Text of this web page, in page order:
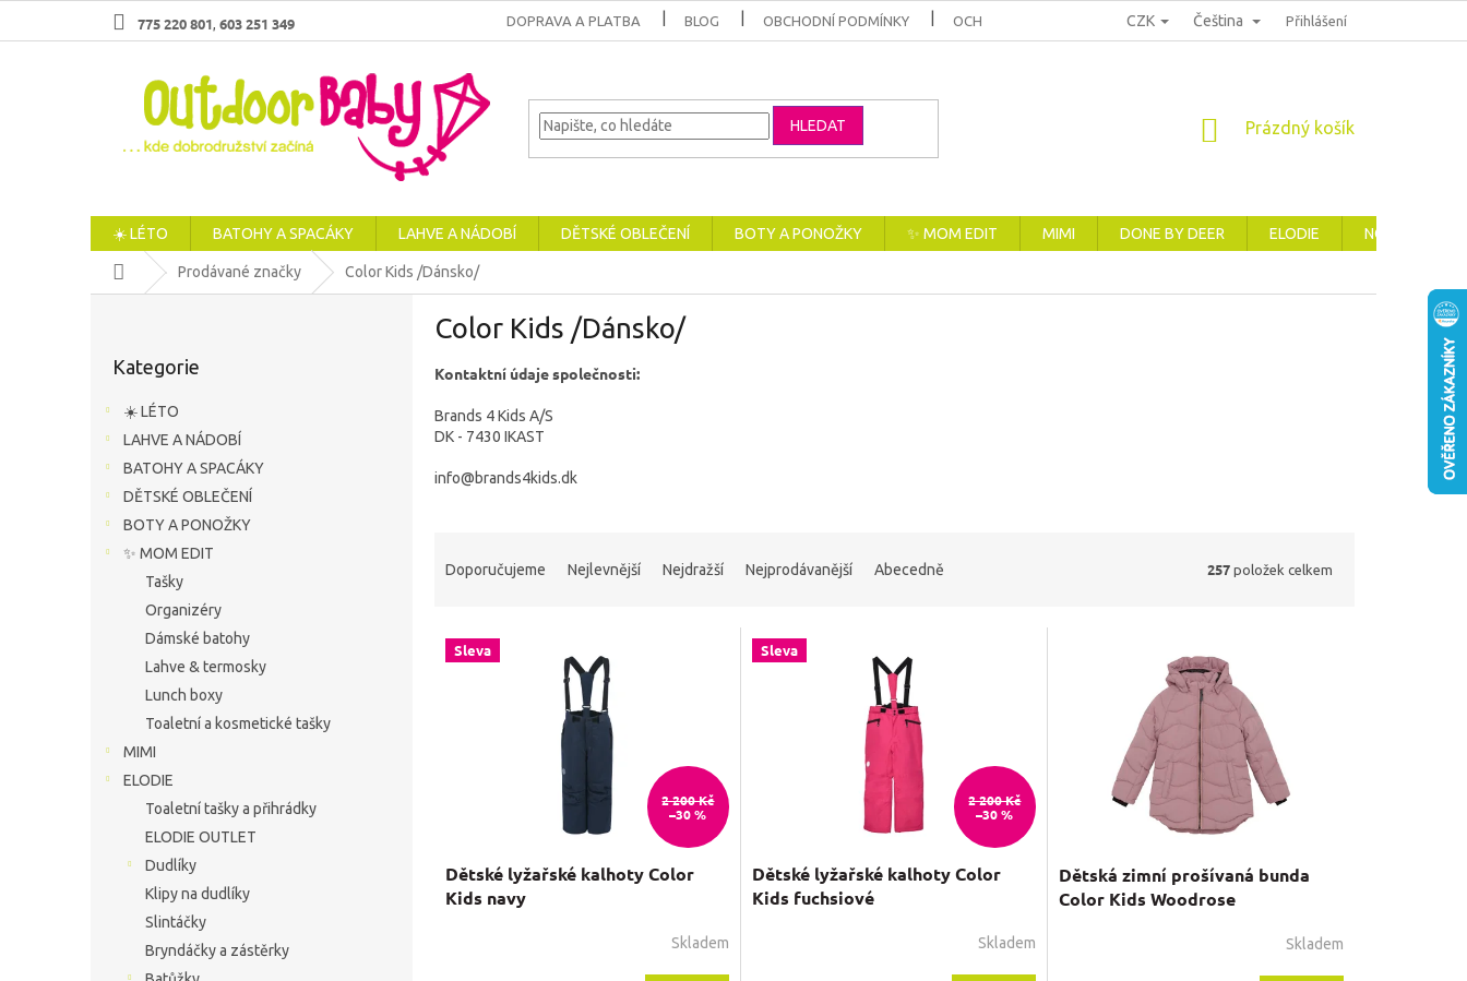
775 220 801 603 251 349 DOPRAVA A PLATBA BLOG OBCHODNÍ PODMÍNKY OCHRANA OSOBNÍCH ÚDAJŮ REKLAMACE, VRÁCENÍ A VÝMĚNA ZBOŽÍ
CZK Čeština Přihlášení
HLEDAT
NÁKUPNÍ
Prázdný košík
☀️ LÉTO BATOHY A SPACÁKY LAHVE A NÁDOBÍ DĚTSKÉ OBLEČENÍ BOTY A PONOŽKY ✨ MOM EDIT MIMI DONE BY DEER ELODIE NOVINKY
Domů Prodávané značky Color Kids /Dánsko/
kategorie
Kategorie
☀️ LÉTO
LAHVE A NÁDOBÍ
BATOHY A SPACÁKY
DĚTSKÉ OBLEČENÍ
BOTY A PONOŽKY
✨ MOM EDIT
Tašky
Organizéry
Dámské batohy
Lahve & termosky
Lunch boxy
Toaletní a kosmetické tašky
MIMI
ELODIE
Toaletní tašky a přihrádky
ELODIE OUTLET
Dudlíky
Klipy na dudlíky
Slintáčky
Bryndáčky a zástěrky
Color Kids /Dánsko/
Kontaktní údaje společnosti:
Brands 4 Kids A/S
DK - 7430 IKAST
info@brands4kids.dk
Doporučujeme Nejlevnější Nejdražší Nejprodávanější Abecedně 257 položek celkem
V Sleva
2 200 Kč
–30 %
Dětské lyžařské kalhoty Color
Kids navy
Skladem
Sleva
2 200 Kč
–30 %
Dětské lyžařské kalhoty Color
Kids fuchsiové
Skladem
Dětská zimní prošívaná bunda
Color Kids Woodrose
Skladem